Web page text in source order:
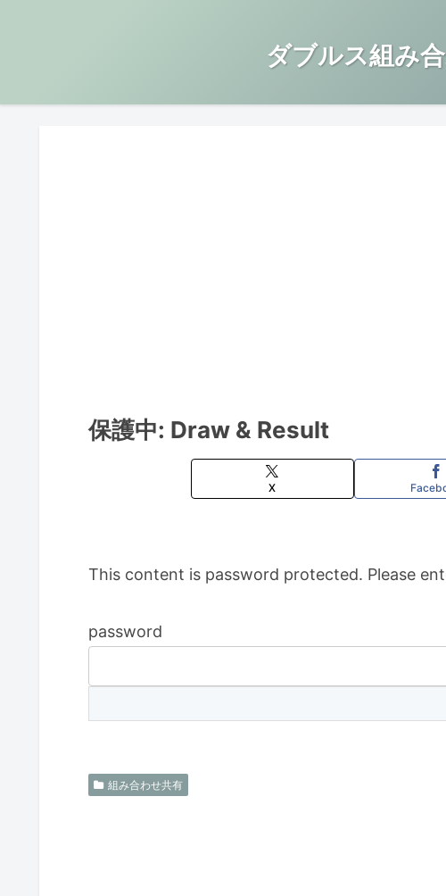
ダブルス組み
保護中: Draw & Result
X
This content is password protected. Please
password
組み合わせ共有